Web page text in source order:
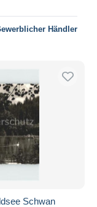
Händler
Schwan